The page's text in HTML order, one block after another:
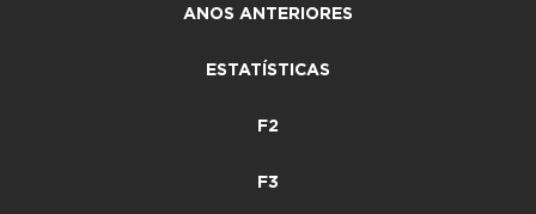
ANOS ANTERIORES
ESTATÍSTICAS
F2
F3